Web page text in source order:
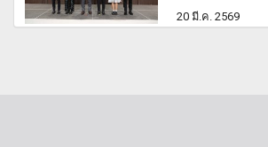
20 มี.ค. 2569